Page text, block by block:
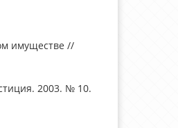
имуществе //
2003. № 10.